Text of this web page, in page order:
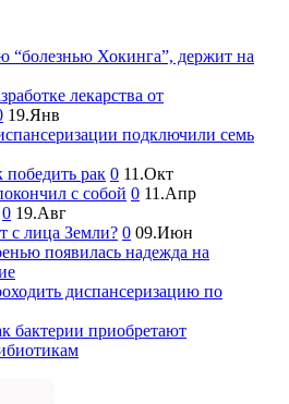
“болезнью Хокинга”, держит на
лекарства от
19.Янв
подключили семь
рак 0 11.Окт
с собой 0 11.Апр
0 19.Авг
с лица Земли? 0 09.Июн
появилась надежда на
диспансеризацию по
бактерии приобретают